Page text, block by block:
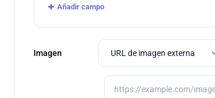
Añadir campo
Imagen